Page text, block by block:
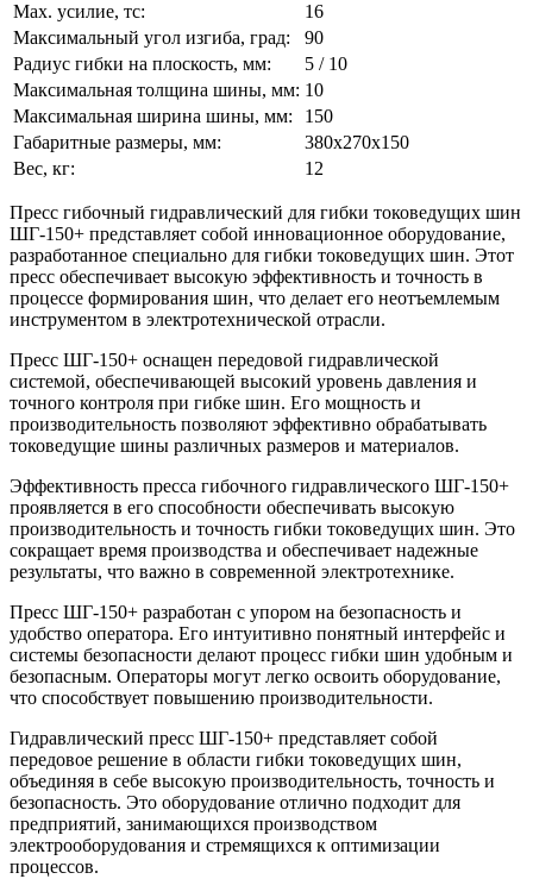
Мах. усилие, тс:
16
Максимальный угол изгиба, град:
90
Радиус гибки на плоскость, мм:
5 / 10
Максимальная толщина шины, мм: 10
Максимальная ширина шины, мм:
150
Габаритные размеры, мм:
380х270х150
Вес, кг:
12
Пресс гибочный гидравлический для гибки токоведущих шин
ШГ-150+ представляет собой инновационное оборудование,
разработанное специально для гибки токоведущих шин. Этот
пресс обеспечивает высокую эффективность и точность в
процессе формирования шин, что делает его неотъемлемым
инструментом в электротехнической отрасли.
Пресс ШГ-150+ оснащен передовой гидравлической
системой, обеспечивающей высокий уровень давления и
точного контроля при гибке шин. Его мощность и
производительность позволяют эффективно обрабатывать
токоведущие шины различных размеров и материалов.
Эффективность пресса гибочного гидравлического ШГ-150+
проявляется в его способности обеспечивать высокую
производительность и точность гибки токоведущих шин. Это
сокращает время производства и обеспечивает надежные
результаты, что важно в современной электротехнике.
Пресс ШГ-150+ разработан с упором на безопасность и
удобство оператора. Его интуитивно понятный интерфейс и
системы безопасности делают процесс гибки шин удобным и
безопасным. Операторы могут легко освоить оборудование,
что способствует повышению производительности.
Гидравлический пресс ШГ-150+ представляет собой
передовое решение в области гибки токоведущих шин,
объединяя в себе высокую производительность, точность и
безопасность. Это оборудование отлично подходит для
предприятий, занимающихся производством
электрооборудования и стремящихся к оптимизации
процессов.